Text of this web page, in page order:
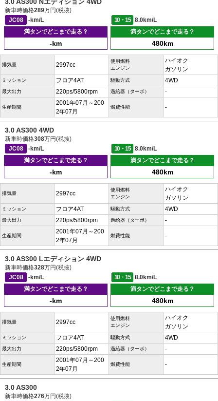
3.0 AS300 Nエディション 4WD
新車時価格289万円(税抜)
JC08
-km/L 10・15
8.0km/L
満タンでどこまで走る？
-km
満タンでどこまで走る？
480km
排気量 2997cc
使用燃料
エンジン
ハイオク
ガソリン
ミッション フロア4AT 駆動方式 4WD
最大出力 220ps/5800rpm 過給器（ターボ） -
生産期間
2001年07月～200
2年07月
燃費性能 -
3.0 AS300 4WD
新車時価格308万円(税抜)
JC08
-km/L 10・15
8.0km/L
満タンでどこまで走る？
-km
満タンでどこまで走る？
480km
排気量 2997cc
使用燃料
エンジン
ハイオク
ガソリン
ミッション フロア4AT 駆動方式 4WD
最大出力 220ps/5800rpm 過給器（ターボ） -
生産期間
2001年07月～200
2年07月
燃費性能 -
3.0 AS300 Lエディション 4WD
新車時価格328万円(税抜)
JC08
-km/L 10・15
8.0km/L
満タンでどこまで走る？
-km
満タンでどこまで走る？
480km
排気量 2997cc
使用燃料
エンジン
ハイオク
ガソリン
ミッション フロア4AT 駆動方式 4WD
最大出力 220ps/5800rpm 過給器（ターボ） -
生産期間
2001年07月～200
2年07月
燃費性能 -
3.0 AS300
新車時価格276万円(税抜)